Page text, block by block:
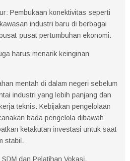
Pembukaan konektivitas seperti
industri baru di berbagai
pusat pertumbuhan ekonomi.
harus menarik keinginan
mentah di dalam negeri sebelum
industri yang lebih panjang dan
teknis. Kebijakan pengelolaan
bada pengelola dibawah
ketakutan investasi untuk saat
stabil.
dan Pelatihan Vokasi.